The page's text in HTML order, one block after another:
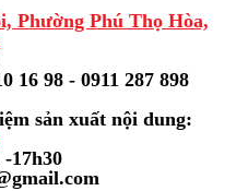
Phường Phú Thọ Hòa,
16 98 - 0911 287 898
sản xuất nội dung:
17h30